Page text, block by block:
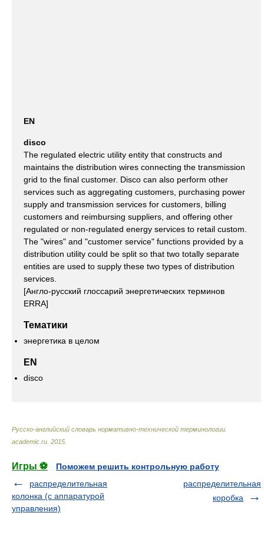
EN
disco
The regulated electric utility entity that constructs and
maintains the distribution wires connecting the transmission
grid to the final customer. Disco can also perform other
services such as aggregating customers, purchasing power
supply and transmission services for customers, billing
customers and reimbursing suppliers, and offering other
regulated or non-regulated energy services to retail custom.
The "wires" and "customer service" functions provided by a
distribution utility could be split so that two totally separate
entities are used to supply these two types of distribution
services.
[Англо-русский глосcарий энергетических терминов
ERRA]
Тематики
энергетика в целом
EN
disco
Русско-английский словарь нормативно-технической терминологии
academic.ru 2015
Игры ⚽
Поможем решить контрольную работу
распределительная
колонка (с аппаратурой
управления)
распределительная
коробка